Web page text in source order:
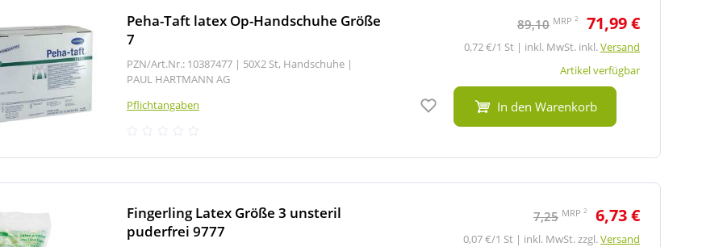
Peha-Taft latex Op-Handschuhe Größe
7
PZN/Art.Nr.: 10387477 | 50X2 St, Handschuhe |
PAUL HARTMANN AG
Pflichtangaben
89,10 MRP 2 71,99 €
0,72 €/1 St | inkl. MwSt. inkl.Versand
Artikel verfügbar
Auf den Merkzettel
In den Warenkorb
Fingerling Latex Größe 3 unsteril
puderfrei 9777
7,25 MRP 2 6,73 €
0,07 €/1 St | inkl. MwSt. zzgl.Versand